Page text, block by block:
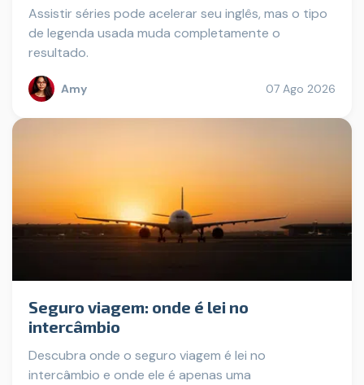
Assistir séries pode acelerar seu inglês, mas o tipo
de legenda usada muda completamente o
resultado.
Amy 07 Ago 2026
Seguro viagem: onde é lei no
intercâmbio
Descubra onde o seguro viagem é lei no
intercâmbio e onde ele é apenas uma